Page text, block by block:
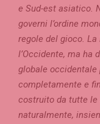
e Sud-est asiatico.
governi l’ordine
regole del gioco.
l’Occidente, ma ha
globale occidentale
completamente e
costruito da tutte
naturalmente,